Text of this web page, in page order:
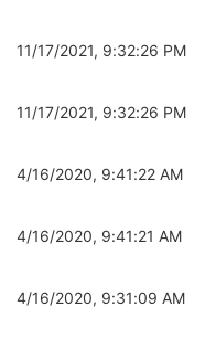
11/17/2021, 9:32:26 PM
11/17/2021, 9:32:26 PM
4/16/2020, 9:41:22 AM
4/16/2020, 9:41:21 AM
4/16/2020, 9:31:09 AM